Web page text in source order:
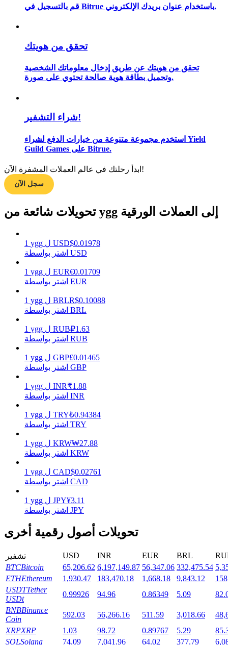
مرشد
استراتيجيات التداول
تعلم كيفية البقاء مربحة
خنزير الطاقة
احصل على مكافآت تنافسية يوميًا
التوقيع المساحي
عوائد عالية والوصول الفوري
Launchpool
الرهان المرن لكسب العملات الرقمية الشهيرة
قم بالتسجيل في Bitrue باستخدام عنوان بريدك الإلكتروني.
تحقق من هويتك
تحقق من هويتك عن طريق إدخال معلوماتك الشخصية
وتحميل بطاقة هوية صالحة تحتوي على صورة.
شراء التشفير!
استخدم مجموعة متنوعة من خيارات الدفع لشراء Yield
Guild Games على Bitrue.
ابدأ رحلتك في عالم العملات المشفرة الآن!
سجل الآن
تحويلات شائعة من ygg إلى العملات الورقية
1 ygg ل USD$0.01978
اشتر بواسطة USD
1 ygg ل EUR€0.01709
اشتر بواسطة EUR
1 ygg ل BRLR$0.10088
اشتر بواسطة BRL
1 ygg ل RUB₽1.63
اشتر بواسطة RUB
1 ygg ل GBP£0.01465
اشتر بواسطة GBP
1 ygg ل INR₹1.88
اشتر بواسطة INR
1 ygg ل TRY₺0.94384
اشتر بواسطة TRY
1 ygg ل KRW₩27.88
اشتر بواسطة KRW
1 ygg ل CAD$0.02761
اشتر بواسطة CAD
1 ygg ل JPY¥3.11
اشتر بواسطة JPY
تحويلات أصول رقمية أخرى
تشفير USD INR EUR BRL
BTCBitcoin 65,206.62 6,197,149.87 56,347.06 332,475.54
ETHEthereum 1,930.47 183,470.18 1,668.18 9,843.12
USDTTether
USDt
0.99926 94.96 0.86349 5.09
BNBBinance
Coin
592.03 56,266.16 511.59 3,018.66
XRPXRP 1.03 98.72 0.89767 5.29
SOLSolana 74.09 7,041.96 64.02 377.79